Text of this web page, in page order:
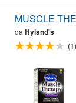
MUSCLE
da Hyland's
(1)